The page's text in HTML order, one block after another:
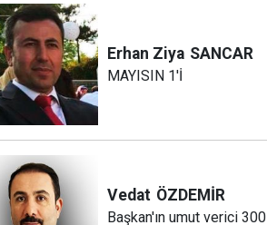
Erhan Ziya SANCAR
MAYISIN 1'İ
Vedat ÖZDEMİR
Başkan'ın umut verici 300